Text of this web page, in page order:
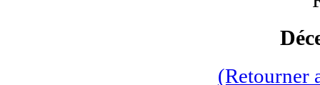
(Retourner